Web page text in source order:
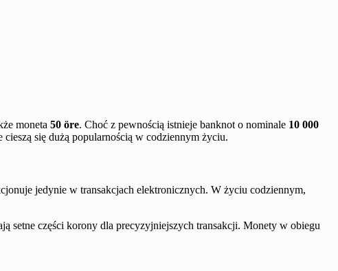
moneta 50 öre. Choć z pewnością istnieje banknot o nominale 10 000
się dużą popularnością w codziennym życiu.
jedynie w transakcjach elektronicznych. W życiu codziennym,
setne części korony dla precyzyjniejszych transakcji. Monety w obiegu